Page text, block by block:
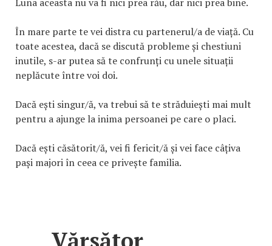
În mare parte te vei distra cu partenerul/a de viață. Cu
toate acestea, dacă se discută probleme și chestiuni
inutile, s-ar putea să te confrunți cu unele situații
neplăcute între voi doi.
Dacă ești singur/ă, va trebui să te străduiești mai mult
pentru a ajunge la inima persoanei pe care o placi.
Dacă ești căsătorit/ă, vei fi fericit/ă și vei face câțiva
pași majori în ceea ce privește familia.
Vărsător